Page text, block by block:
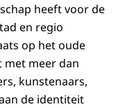
heeft voor de
en regio
op het oude
meer dan
kunstenaars,
de identiteit